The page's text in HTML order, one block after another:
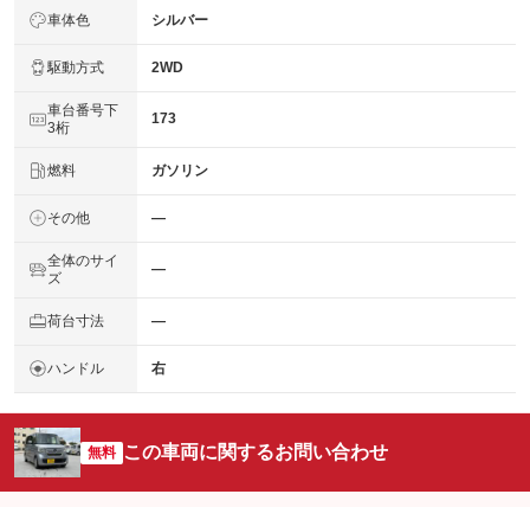
車体色 シルバー
駆動方式 2WD
車台番号下
3桁
173
燃料 ガソリン
その他 ―
全体のサイ
ズ
―
荷台寸法 ―
ハンドル 右
無料 この車両に関するお問い合わせ